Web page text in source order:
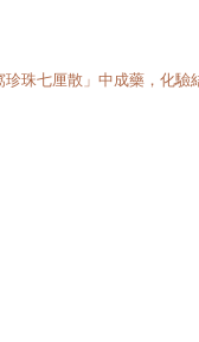
珠七厘散」中成藥，化驗